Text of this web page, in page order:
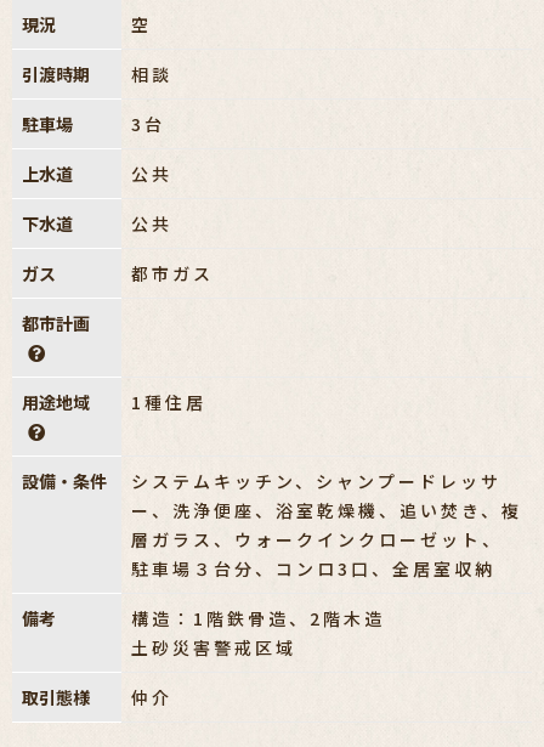
現況 空
引渡時期 相談
駐車場 3台
上水道 公共
下水道 公共
ガス 都市ガス
都市計画
用途地域 1種住居
設備・条件
システムキッチン、シャンプードレッサ
ー、洗浄便座、浴室乾燥機、追い焚き、複
層ガラス、ウォークインクローゼット、
駐車場３台分、コンロ3口、全居室収納
備考
構造：1階鉄骨造、2階木造
土砂災害警戒区域
取引態様 仲介